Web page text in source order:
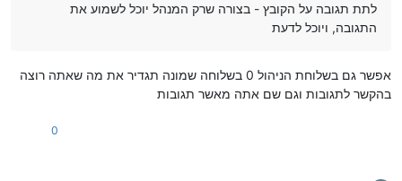
לתת תגובה על הקובץ - בצורה שרק המנהל יוכל לשמוע את
התגובה, ויוכל לדעת
אפשר גם בשלוחת הניהול 0 בשלוחה שמונה תגדיר את מה שאתה רוצה
בהקשר לתגובות וגם שם אתה מאשר תגובות
0